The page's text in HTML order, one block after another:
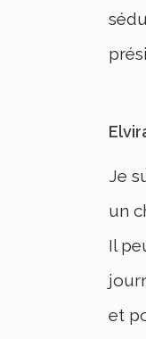
Je
un
Il
et